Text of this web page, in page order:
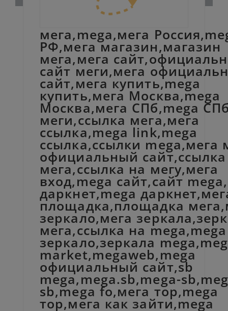
мега,mega,мега
РФ,мега магазин,магазин
мега,мега
сайт меги,мега
сайт,мега купить,mega
купить,мега Москва,mega
Москва,мега СПб,mega
меги,ссылка мега,мега
ссылка,mega link,mega
ссылка,ссылки mega,мега
официальный
мега,ссылка на мегу,мега
вход,mega сайт,сайт
даркнет,mega
площадка,площадка
зеркало,мега
мега,ссылка на mega,mega
зеркало,зеркала
market,megaweb,mega
официальный сайт,sb
mega,mega.sb,mega-
sb,mega fo,мега тор,mega
тор,мега как зайти,mega